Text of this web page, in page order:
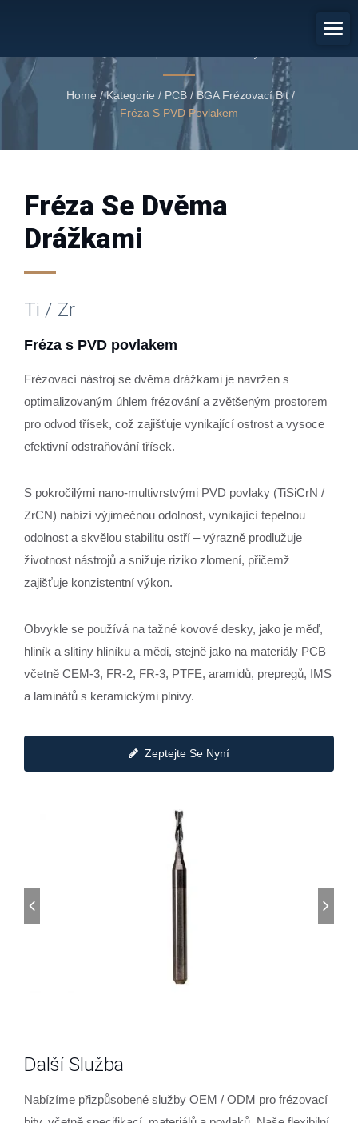
Home / Kategorie / PCB / BGA Frézovací Bit /
Fréza S PVD Povlakem
Fréza Se Dvěma
Drážkami
Ti / Zr
Fréza s PVD povlakem
Frézovací nástroj se dvěma drážkami je navržen s
optimalizovaným úhlem frézování a zvětšeným prostorem
pro odvod třísek, což zajišťuje vynikající ostrost a vysoce
efektivní odstraňování třísek.
S pokročilými nano-multivrstvými PVD povlaky (TiSiCrN /
ZrCN) nabízí výjimečnou odolnost, vynikající tepelnou
odolnost a skvělou stabilitu ostří – výrazně prodlužuje
životnost nástrojů a snižuje riziko zlomení, přičemž
zajišťuje konzistentní výkon.
Obvykle se používá na tažné kovové desky, jako je měď,
hliník a slitiny hliníku a mědi, stejně jako na materiály PCB
včetně CEM-3, FR-2, FR-3, PTFE, aramidů, prepregů, IMS
a laminátů s keramickými plnivy.
Zeptejte Se Nyní
Další Služba
Nabízíme přizpůsobené služby OEM / ODM pro frézovací